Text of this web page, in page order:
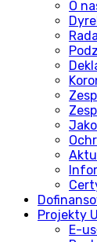
O
Projekty
E-